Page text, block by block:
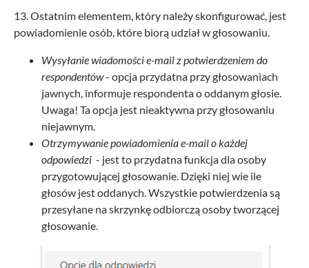
13. Ostatnim elementem, który należy skonfigurować, jest
powiadomienie osób, które biorą udział w głosowaniu.
Wysyłanie wiadomości e-mail z potwierdzeniem do
respondentów- opcja przydatna przy głosowaniach
jawnych, informuje respondenta o oddanym głosie.
Uwaga! Ta opcja jest nieaktywna przy głosowaniu
niejawnym.
Otrzymywanie powiadomienia e-mail o każdej
odpowiedzi - jest to przydatna funkcja dla osoby
przygotowującej głosowanie. Dzięki niej wie ile
głosów jest oddanych. Wszystkie potwierdzenia są
przesyłane na skrzynkę odbiorczą osoby tworzącej
głosowanie.